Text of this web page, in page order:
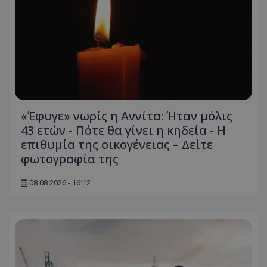
«Έφυγε» νωρίς η Αννίτα: Ήταν μόλις
43 ετών - Πότε θα γίνει η κηδεία - Η
επιθυμία της οικογένειας – Δείτε
φωτογραφία της
08.08.2026 - 16:12
ASP.NET_SessionId
VISITOR_PRIVACY_METADATA